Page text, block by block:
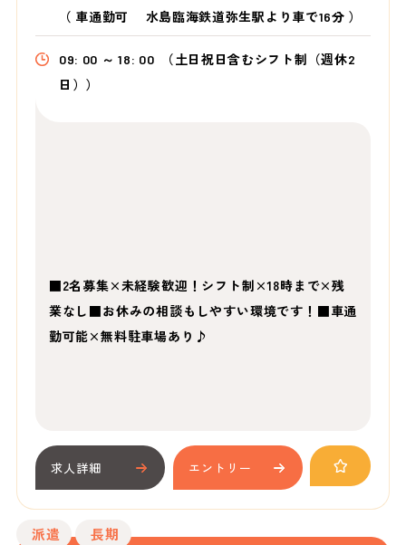
（ 車通勤可 水島臨海鉄道弥生駅より車で16分 ）
09: 00 ～ 18: 00
（土日祝日含むシフト制（週休2
日））
■2名募集×未経験歓迎！シフト制×18時まで×残
業なし■お休みの相談もしやすい環境です！■車通
勤可能×無料駐車場あり♪
求人詳細 エントリー
派遣 長期